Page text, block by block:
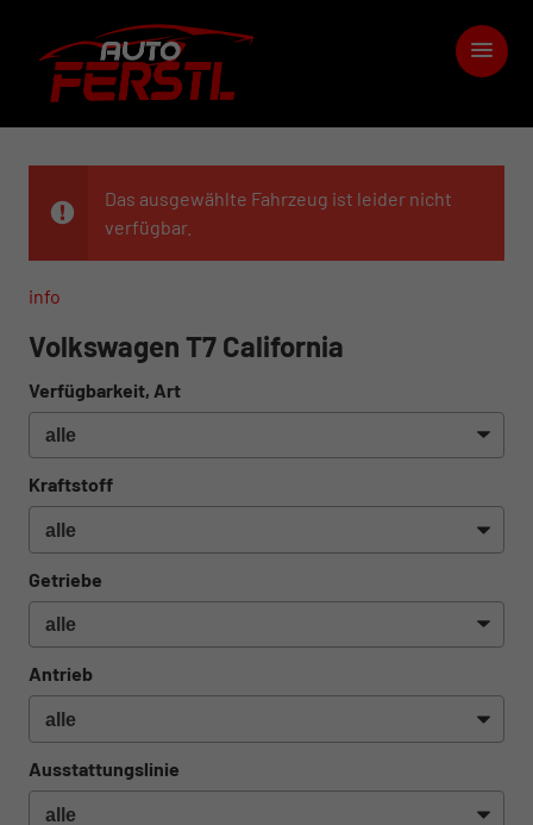
Das ausgewählte Fahrzeug ist leider nicht
verfügbar.
info
Volkswagen T7 California
Verfügbarkeit, Art
Kraftstoff
Getriebe
Antrieb
Ausstattungslinie